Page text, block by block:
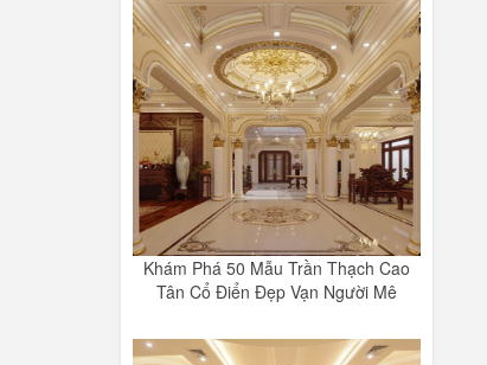
Khám Phá 50 Mẫu Trần Thạch Cao
Tân Cổ Điển Đẹp Vạn Người Mê